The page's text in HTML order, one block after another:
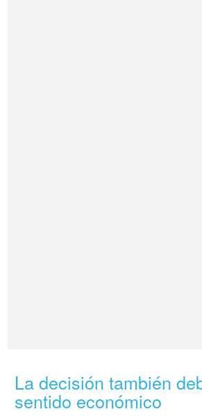
La decisión también
sentido económico